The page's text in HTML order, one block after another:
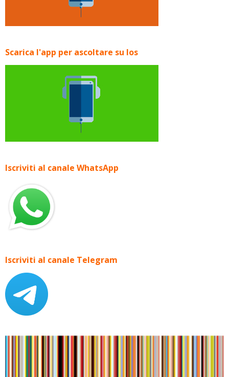
Scarica l'app per ascoltare su Ios
Iscriviti al canale WhatsApp
Iscriviti al canale Telegram